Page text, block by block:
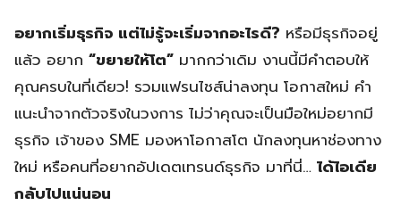
อยากเริ่มธุรกิจ แต่ไม่รู้จะเริ่มจากอะไรดี? หรือมีธุรกิจอยู่
แล้ว อยาก “ขยายให้โต” มากกว่าเดิม งานนี้มีคำตอบให้
คุณครบในที่เดียว! รวมแฟรนไชส์น่าลงทุน โอกาสใหม่ คำ
แนะนำจากตัวจริงในวงการ ไม่ว่าคุณจะเป็นมือใหม่อยากมี
ธุรกิจ เจ้าของ SME มองหาโอกาสโต นักลงทุนหาช่องทาง
ใหม่ หรือคนที่อยากอัปเดตเทรนด์ธุรกิจ มาที่นี่… ได้ไอเดีย
กลับไปแน่นอน